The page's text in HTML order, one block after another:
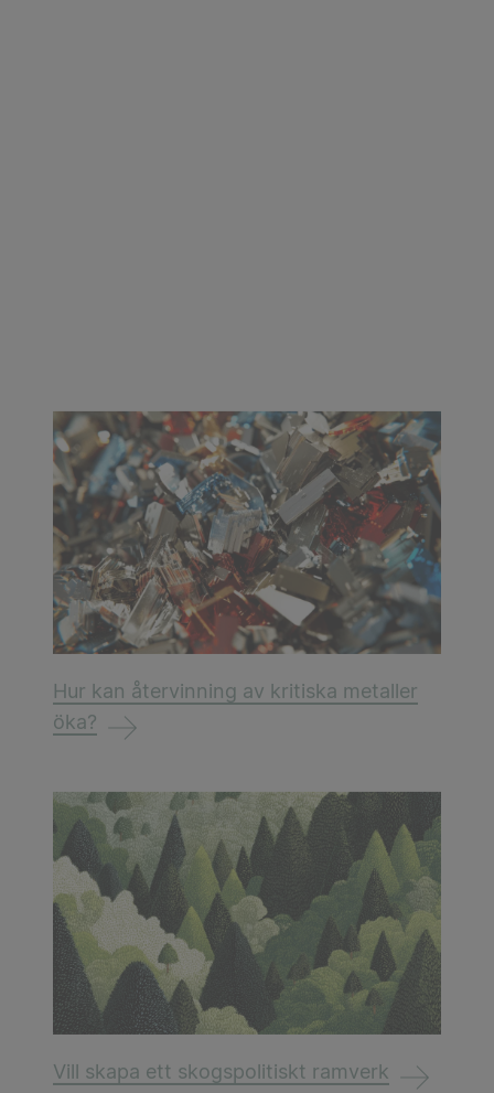
Hur kan återvinning av kritiska metaller
öka?
Vill skapa ett skogspolitiskt ramverk